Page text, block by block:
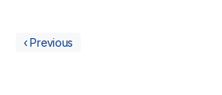
‹ Previous